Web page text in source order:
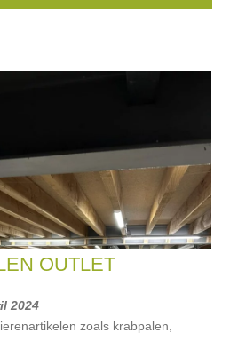
OUTLET
2024
zoals krabpalen,